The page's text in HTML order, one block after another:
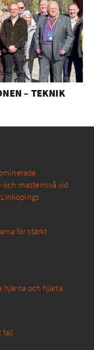
– TEKNIK
och masternivå vid
för stärkt
hjärna och hjärta
fall